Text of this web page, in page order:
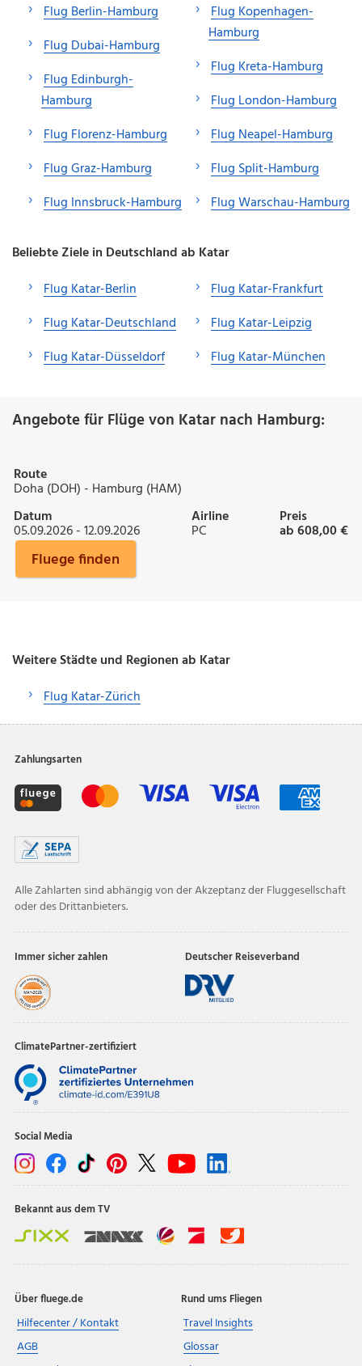
Flug Berlin-Hamburg
Flug Dubai-Hamburg
Flug Edinburgh-
Hamburg
Flug Florenz-Hamburg
Flug Graz-Hamburg
Flug Innsbruck-Hamburg
Flug Kopenhagen-
Hamburg
Flug Kreta-Hamburg
Flug London-Hamburg
Flug Neapel-Hamburg
Flug Split-Hamburg
Flug Warschau-Hamburg
Beliebte Ziele in Deutschland ab Katar
Flug Katar-Berlin
Flug Katar-Deutschland
Flug Katar-Düsseldorf
Flug Katar-Frankfurt
Flug Katar-Leipzig
Flug Katar-München
Angebote für Flüge von Katar nach Hamburg:
Route
Doha (DOH) - Hamburg (HAM)
Datum
05.09.2026 - 12.09.2026
Airline
PC
Preis
ab 608,00 €
Fluege finden
Weitere Städte und Regionen ab Katar
Flug Katar-Zürich